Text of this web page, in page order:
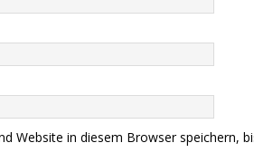
Website in diesem Browser speichern,